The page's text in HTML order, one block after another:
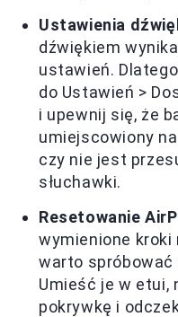
Ustawienia
dźwiękiem
ustawień.
do Ustawień >
i upewnij się, że
umiejscowiony
czy nie jest
słuchawki.
Resetowanie
wymienione
warto spróbować
Umieść je w etui,
pokrywkę i